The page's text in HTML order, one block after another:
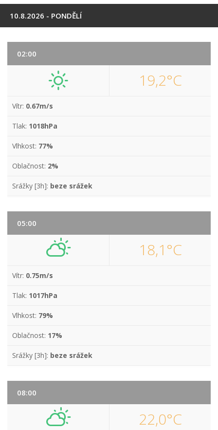
10.8.2026 - PONDĚLÍ
02:00
19,2°C
Vítr: 0.67m/s
Tlak: 1018hPa
Vlhkost: 77%
Oblačnost: 2%
Srážky [3h]: beze srážek
05:00
18,1°C
Vítr: 0.75m/s
Tlak: 1017hPa
Vlhkost: 79%
Oblačnost: 17%
Srážky [3h]: beze srážek
08:00
22,0°C